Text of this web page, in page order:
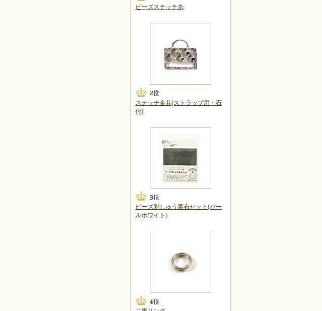
ビーズステッチ糸
ステッチ金具(ストラップ用・石
付)
ビーズ刺しゅう裏布セット(パー
ルホワイト)